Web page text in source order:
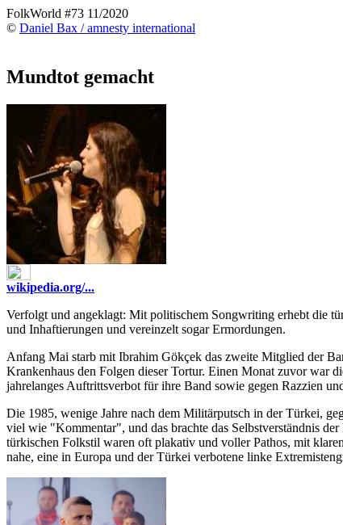
FolkWorld #73 11/2020
© Daniel Bax / amnesty international
Mundtot gemacht
wikipedia.org/...
Verfolgt und angeklagt: Mit politischem Songwriting erhebt die
und Inhaftierungen und vereinzelt sogar Ermordungen.
Anfang Mai starb mit Ibrahim Gökçek das zweite Mitglied der
Krankenhaus den Folgen dieser Tortur. Einen Monat zuvor war
jahrelanges Auftrittsverbot für ihre Band sowie gegen Razzien
Die 1985, wenige Jahre nach dem Militärputsch in der Türkei,
viel wie "Kommentar", und das brachte das Selbstverständnis
türkischen Folkstil waren oft plakativ und voller Pathos, mit
nahe, eine in Europa und der Türkei verbotene linke